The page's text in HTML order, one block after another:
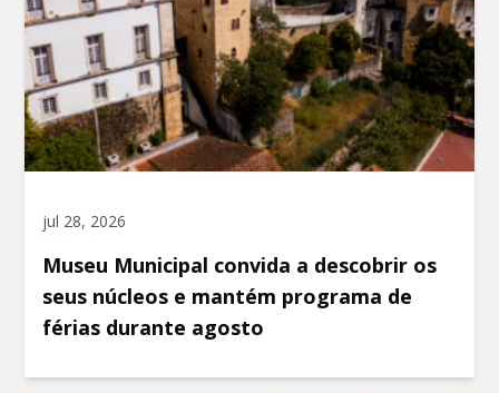
jul 28, 2026
Museu Municipal convida a descobrir os
seus núcleos e mantém programa de
férias durante agosto